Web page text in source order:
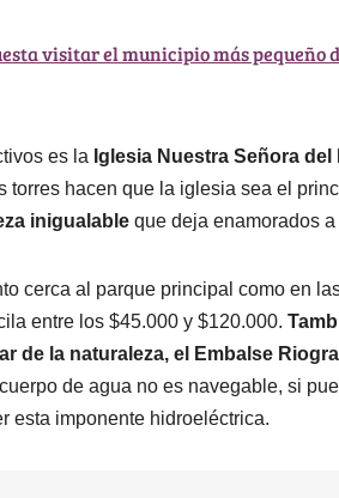
visitar el municipio más pequeño
es la Iglesia Nuestra Señora del
torres hacen que la iglesia sea el
inigualable que deja enamorados
cerca al parque principal como en
entre los $45.000 y $120.000.
de la naturaleza, el Embalse
de agua no es navegable, si
esta imponente hidroeléctrica.